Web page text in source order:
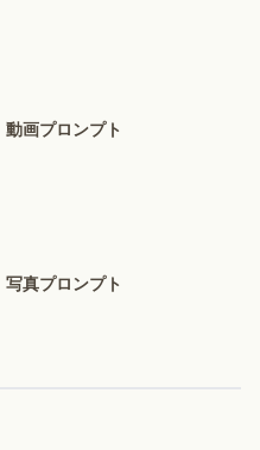
動画プロンプト
写真プロンプト